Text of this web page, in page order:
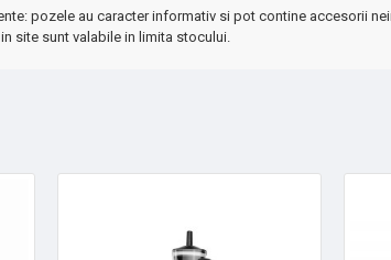
pozele au caracter informativ si pot contine accesorii
site sunt valabile in limita stocului.